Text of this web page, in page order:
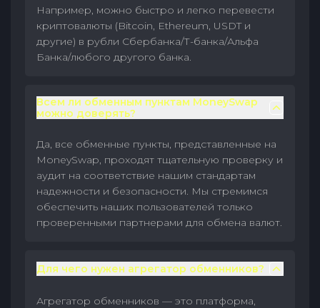
Например, можно быстро и легко перевести
криптовалюты (Bitcoin, Ethereum, USDT и
другие) в рубли Сбербанка/Т-банка/Альфа
Банка/любого другого банка.
Всем ли обменным пунктам MoneySwap
можно доверять?
Да, все обменные пункты, представленные на
MoneySwap, проходят тщательную проверку и
аудит на соответствие нашим стандартам
надежности и безопасности. Мы стремимся
обеспечить наших пользователей только
проверенными партнерами для обмена валют.
Для чего нужен агрегатор обменников?
Агрегатор обменников — это платформа,